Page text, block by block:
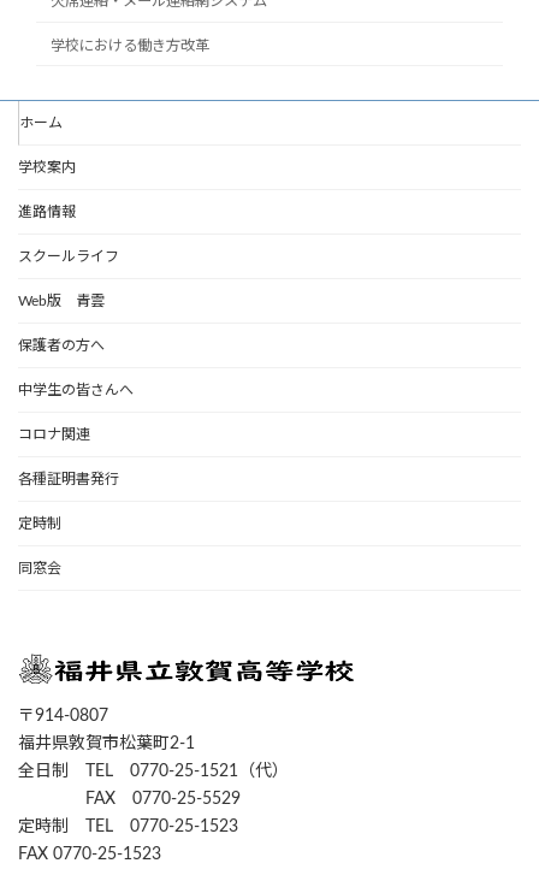
学校における働き方改革
ホーム
学校案内
進路情報
スクールライフ
Web版 青雲
保護者の方へ
中学生の皆さんへ
コロナ関連
各種証明書発行
定時制
同窓会
〒914-0807
福井県敦賀市松葉町2-1
全日制 TEL 0770-25-1521（代）
FAX 0770-25-5529
定時制 TEL 0770-25-1523
FAX 0770-25-1523